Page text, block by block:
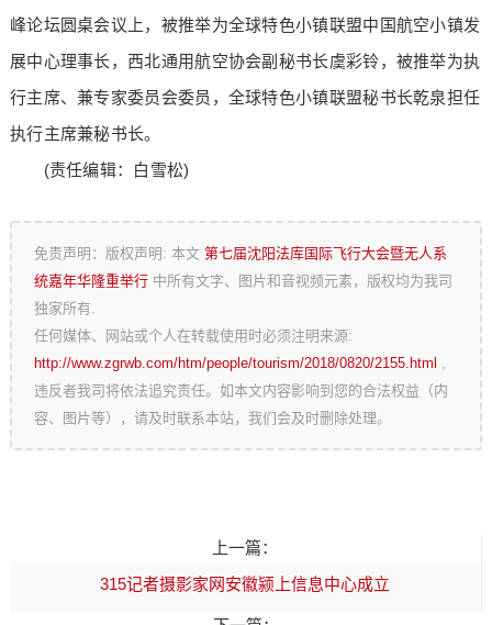
峰论坛圆桌会议上，被推举为全球特色小镇联盟中国航空小镇发
展中心理事长，西北通用航空协会副秘书长虞彩铃，被推举为执
行主席、兼专家委员会委员，全球特色小镇联盟秘书长乾泉担任
执行主席兼秘书长。
(责任编辑：白雪松)
免责声明：版权声明: 本文第七届沈阳法库国际飞行大会暨无人系
统嘉年华隆重举行 中所有文字、图片和音视频元素，版权均为我司
独家所有.
任何媒体、网站或个人在转载使用时必须注明来源:
http://www.zgrwb.com/htm/people/tourism/2018/0820/2155.html ,
违反者我司将依法追究责任。如本文内容影响到您的合法权益（内
容、图片等），请及时联系本站，我们会及时删除处理。
上一篇：
315记者摄影家网安徽颍上信息中心成立